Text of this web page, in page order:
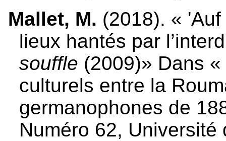
Mallet, M. (2018). «
lieux hantés par
souffle (2009)» Dans
culturels entre la
germanophones de
Numéro 62,